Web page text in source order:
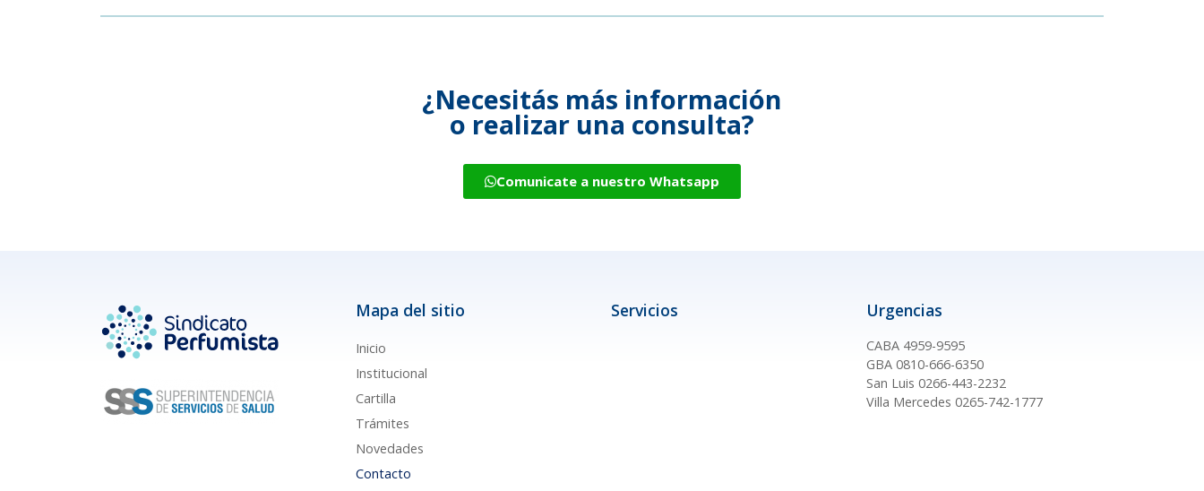
¿Necesitás más información
o realizar una consulta?
Comunicate a nuestro Whatsapp
Mapa del sitio
Inicio
Institucional
Cartilla
Trámites
Novedades
Contacto
Servicios Urgencias
CABA 4959-9595
GBA 0810-666-6350
San Luis 0266-443-2232
Villa Mercedes 0265-742-1777